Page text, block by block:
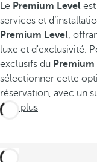
Le Premium Level
services et
Premium Level,
luxe et d'exclusivité.
exclusifs du Premium
sélectionner cette
réservation, avec un
Voir plus